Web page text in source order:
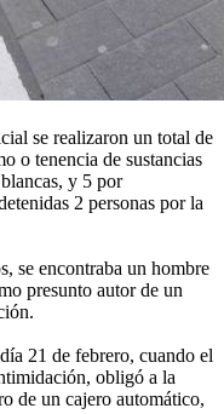
se realizaron un total de
o tenencia de sustancias
y 5 por
2 personas por la
se encontraba un hombre
presunto autor de un
21 de febrero, cuando el
obligó a la
de un cajero automático,